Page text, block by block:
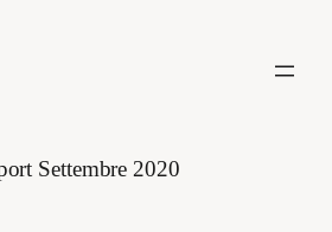
Settembre 2020